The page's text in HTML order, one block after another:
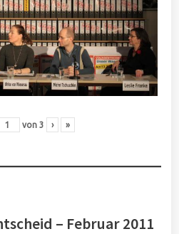
von 3 › »
– Februar 2011